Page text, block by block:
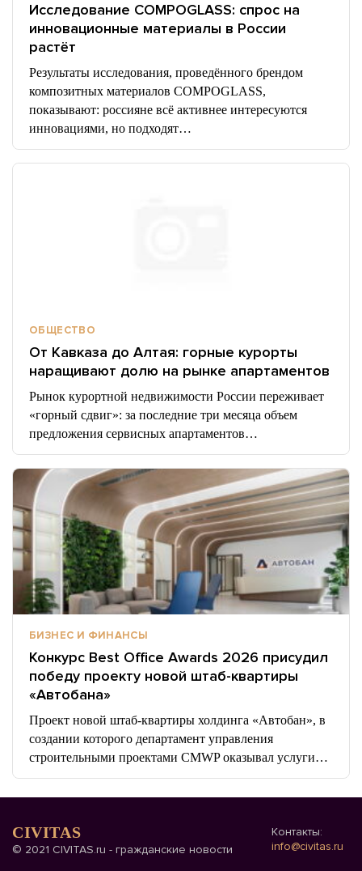
Исследование COMPOGLASS: спрос на
инновационные материалы в России
растёт
Результаты исследования, проведённого брендом
композитных материалов COMPOGLASS,
показывают: россияне всё активнее интересуются
инновациями, но подходят…
ОБЩЕСТВО
От Кавказа до Алтая: горные курорты
наращивают долю на рынке апартаментов
Рынок курортной недвижимости России переживает
«горный сдвиг»: за последние три месяца объем
предложения сервисных апартаментов…
БИЗНЕС И ФИНАНСЫ
Конкурс Best Office Awards 2026 присудил
победу проекту новой штаб-квартиры
«Автобана»
Проект новой штаб-квартиры холдинга «Автобан», в
создании которого департамент управления
строительными проектами CMWP оказывал услуги…
CIVITAS
© 2021 CIVITAS.ru - гражданские новости
Контакты:
info@civitas.ru